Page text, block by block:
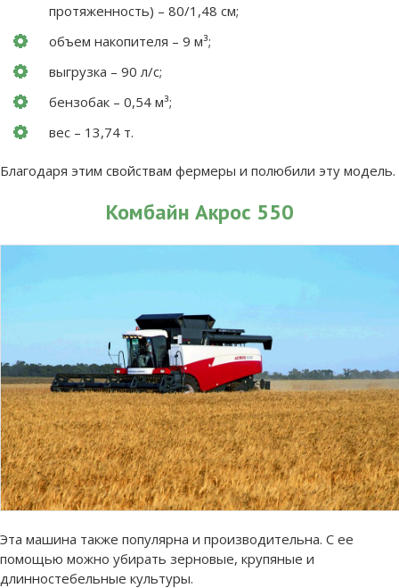
протяженность) – 80/1,48 см;
объем накопителя – 9 м³;
выгрузка – 90 л/с;
бензобак – 0,54 м³;
вес – 13,74 т.
Благодаря этим свойствам фермеры и полюбили эту модель.
Комбайн Акрос 550
Эта машина также популярна и производительна. С ее
помощью можно убирать зерновые, крупяные и
длинностебельные культуры.